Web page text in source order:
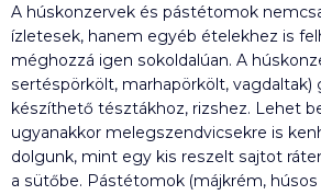
A húskonzervek és pástétomok
ízletesek, hanem egyéb ételekhez is
méghozzá igen sokoldalúan. A
sertéspörkölt, marhapörkölt, vagdaltak)
készíthető tésztákhoz, rizshez. Lehet
ugyanakkor melegszendvicsekre is
dolgunk, mint egy kis reszelt sajtot
a sütőbe. Pástétomok (májkrém,